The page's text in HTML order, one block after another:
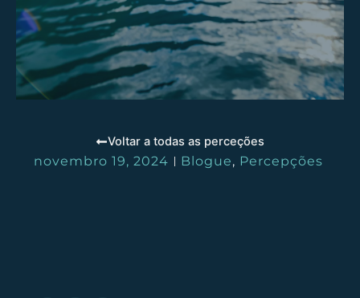
Voltar a todas as perceções
novembro 19, 2024 Blogue, Percepções